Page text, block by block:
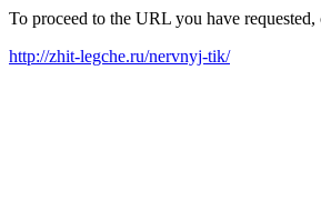
To proceed to the URL you have
http://zhit-legche.ru/nervnyj-tik/